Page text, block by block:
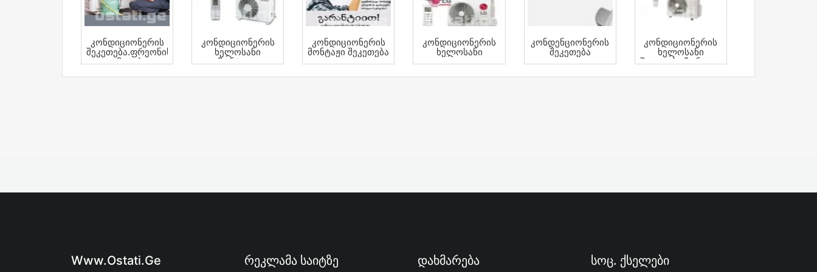
Კონდიციონერის
Შეკეთება.ფრეონის
Დამატება.
Კონდიციონერის
Ხელოსანი
Მონტაჟი,
Კონდიციონერის
Მონტაჟი Შეკეთება
Კონდიციონერის
Ხელოსანი
Კონდენციონერის
Შეკეთება
Კონდიციონერის
Ხელოსანი
Შეკეთება Მონტაჟი
Www.ostati.ge Რეკლამა Საიტზე Დახმარება Სოც. Ქსელები